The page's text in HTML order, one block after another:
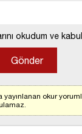
okudum ve
yayınlanan okur